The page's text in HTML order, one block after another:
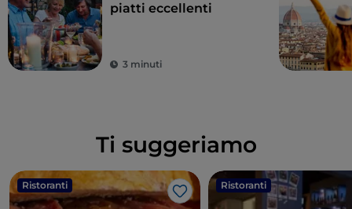
piatti eccellenti
3 minuti
Ti suggeriamo
Ristoranti
Like
Ristoranti